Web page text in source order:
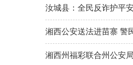
汝城县：全民反诈护平
湘西公安送法进苗寨 警
湘西州福彩联合州公安